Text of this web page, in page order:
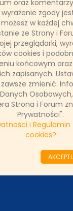
oraz
zgody
w każdej
ze Strony i
przeglądarki,
cookies i
końcowym
zapisanych.
zmienić.
Strona i Forum
Prywatności".
i Regulamin
cookies?
„Milionerów”
Odpowiedź już
14:54
CZYTAJ WIĘCEJ